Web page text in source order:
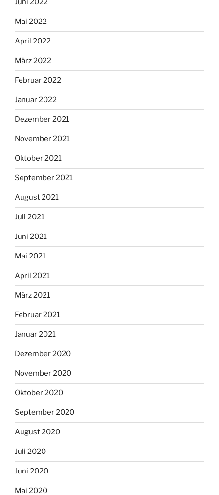
Juni 2022
Mai 2022
April 2022
März 2022
Februar 2022
Januar 2022
Dezember 2021
November 2021
Oktober 2021
September 2021
August 2021
Juli 2021
Juni 2021
Mai 2021
April 2021
März 2021
Februar 2021
Januar 2021
Dezember 2020
November 2020
Oktober 2020
September 2020
August 2020
Juli 2020
Juni 2020
Mai 2020